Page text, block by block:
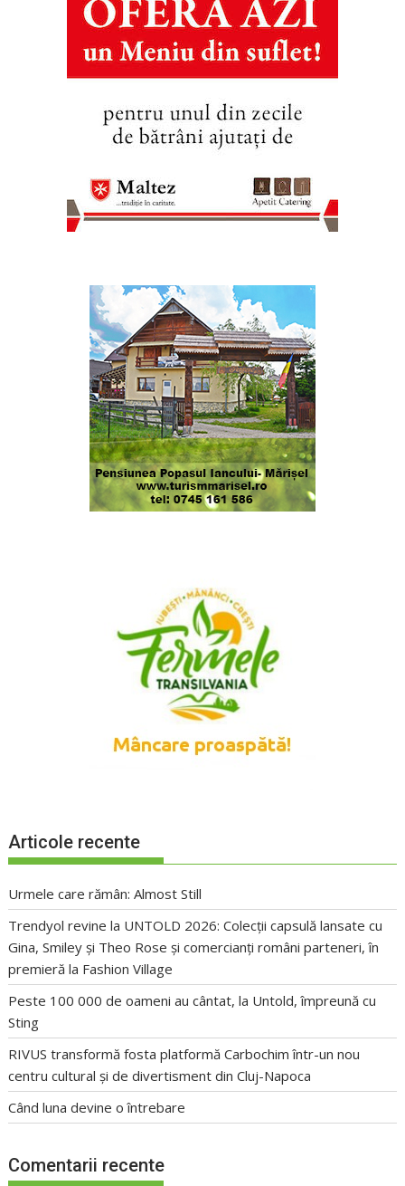
Articole recente
Urmele care rămân: Almost Still
Trendyol revine la UNTOLD 2026: Colecții capsulă lansate cu
Gina, Smiley și Theo Rose și comercianți români parteneri, în
premieră la Fashion Village
Peste 100 000 de oameni au cântat, la Untold, împreună cu
Sting
RIVUS transformă fosta platformă Carbochim într-un nou
centru cultural și de divertisment din Cluj-Napoca
Când luna devine o întrebare
Comentarii recente